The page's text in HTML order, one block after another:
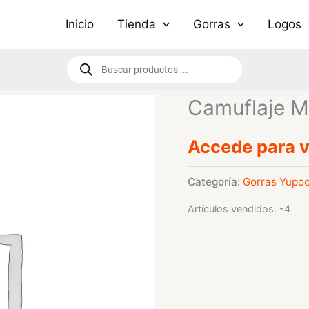
Inicio Tienda Gorras Logos
Búsqueda
de
Camuflaje
Accede para
Categoría: Gorras
Artículos vendidos: -4